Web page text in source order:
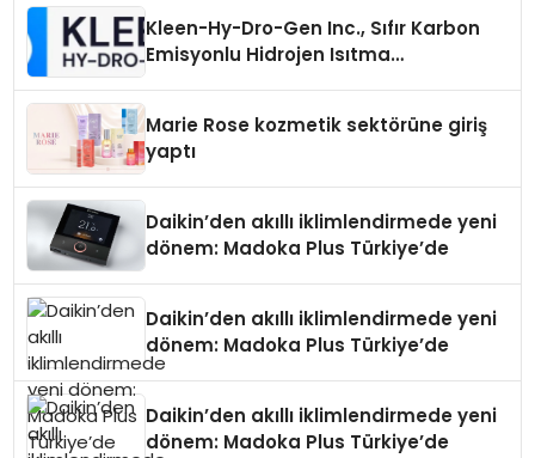
Kleen-Hy-Dro-Gen Inc., Sıfır Karbon
Emisyonlu Hidrojen Isıtma
Marie Rose kozmetik sektörüne giriş
yaptı
Daikin’den akıllı iklimlendirmede yeni
dönem: Madoka Plus Türkiye’de
Daikin’den akıllı iklimlendirmede yeni
dönem: Madoka Plus Türkiye’de
Daikin’den akıllı iklimlendirmede yeni
dönem: Madoka Plus Türkiye’de